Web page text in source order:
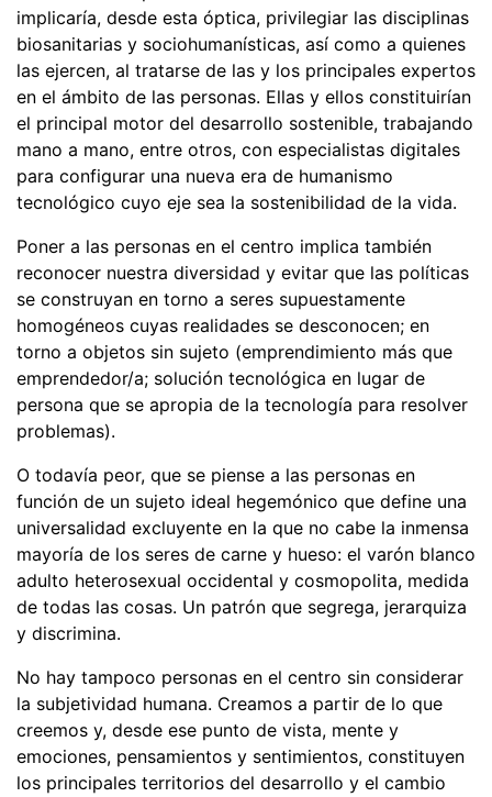
implicaría, desde esta óptica, privilegiar las disciplinas
biosanitarias y sociohumanísticas, así como a quienes
las ejercen, al tratarse de las y los principales expertos
en el ámbito de las personas. Ellas y ellos constituirían
el principal motor del desarrollo sostenible, trabajando
mano a mano, entre otros, con especialistas digitales
para configurar una nueva era de humanismo
tecnológico cuyo eje sea la sostenibilidad de la vida.
Poner a las personas en el centro implica también
reconocer nuestra diversidad y evitar que las políticas
se construyan en torno a seres supuestamente
homogéneos cuyas realidades se desconocen; en
torno a objetos sin sujeto (emprendimiento más que
emprendedor/a; solución tecnológica en lugar de
persona que se apropia de la tecnología para resolver
problemas).
O todavía peor, que se piense a las personas en
función de un sujeto ideal hegemónico que define una
universalidad excluyente en la que no cabe la inmensa
mayoría de los seres de carne y hueso: el varón blanco
adulto heterosexual occidental y cosmopolita, medida
de todas las cosas. Un patrón que segrega, jerarquiza
y discrimina.
No hay tampoco personas en el centro sin considerar
la subjetividad humana. Creamos a partir de lo que
creemos y, desde ese punto de vista, mente y
emociones, pensamientos y sentimientos, constituyen
los principales territorios del desarrollo y el cambio